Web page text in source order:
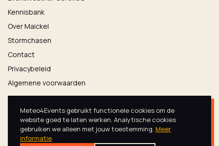
Kennisbank
Over Maickel
Stormchasen
Contact
Privacybeleid
Algemene voorwaarden
© 2026 METEO4EVENTS · ALLE RECHTEN
Meteo4Events gebruikt functionele cookies om de
website goed te laten werken. Analytische cookies
gebruiken we alleen met jouw toestemming. Meer
informatie